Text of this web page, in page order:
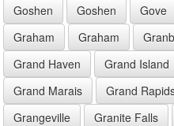
Goshen
Goshen Gove
Graham
Graham
Grand Haven
Grand Island
Grand Marais
Grand
Grangeville
Granite Falls